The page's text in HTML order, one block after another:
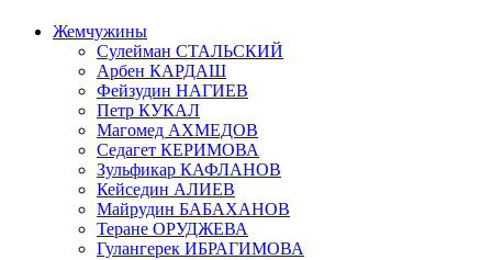
Жемчужины
Сулейман СТАЛЬСКИЙ
Арбен КАРДАШ
Фейзудин НАГИЕВ
Петр КУКАЛ
Магомед АХМЕДОВ
Седагет КЕРИМОВА
Зульфикар КАФЛАНОВ
Кейседин АЛИЕВ
Майрудин БАБАХАНОВ
Теране ОРУДЖЕВА
Гулангерек ИБРАГИМОВА